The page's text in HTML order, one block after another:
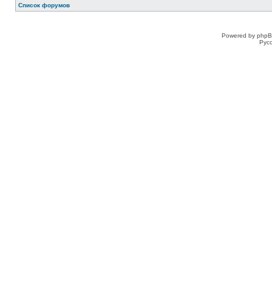
Список форумов
Powered by